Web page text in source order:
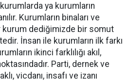
ya kurumların
Kurumların binaları ve
kurum dediğimizde bir somut
İnsan ile kurumların ilk farkı
ikinci farklılığı akıl,
Parti, dernek ve
vicdanı, insafı ve izanı